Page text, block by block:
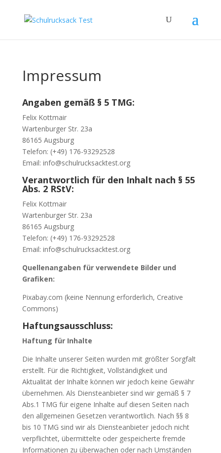
Impressum
Angaben gemäß § 5 TMG:
Felix Kottmair
Wartenburger Str. 23a
86165 Augsburg
Telefon: (+49) 176-93292528
Email: info@schulrucksacktest.org
Verantwortlich für den Inhalt nach § 55
Abs. 2 RStV:
Felix Kottmair
Wartenburger Str. 23a
86165 Augsburg
Telefon: (+49) 176-93292528
Email: info@schulrucksacktest.org
Quellenangaben für verwendete Bilder und
Grafiken:
Pixabay.com (keine Nennung erforderlich, Creative
Commons)
Haftungsausschluss:
Haftung für Inhalte
Die Inhalte unserer Seiten wurden mit größter Sorgfalt
erstellt. Für die Richtigkeit, Vollständigkeit und
Aktualität der Inhalte können wir jedoch keine Gewähr
übernehmen. Als Diensteanbieter sind wir gemäß § 7
Abs.1 TMG für eigene Inhalte auf diesen Seiten nach
den allgemeinen Gesetzen verantwortlich. Nach §§ 8
bis 10 TMG sind wir als Diensteanbieter jedoch nicht
verpflichtet, übermittelte oder gespeicherte fremde
Informationen zu überwachen oder nach Umständen